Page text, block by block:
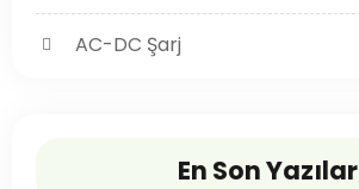
AC-DC Şarj
En Son Yazılar